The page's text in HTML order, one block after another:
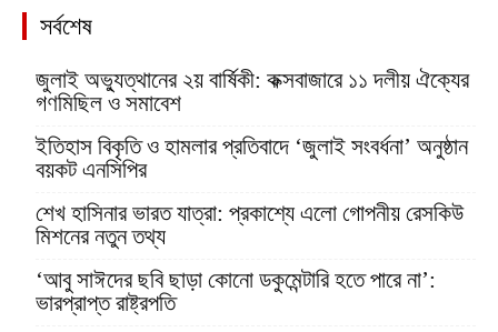
সর্বশেষ
জুলাই অভ্যুত্থানের ২য় বার্ষিকী: কক্সবাজারে ১১ দলীয় ঐক্যের
গণমিছিল ও সমাবেশ
ইতিহাস বিকৃতি ও হামলার প্রতিবাদে ‘জুলাই সংবর্ধনা’ অনুষ্ঠান
বয়কট এনসিপির
শেখ হাসিনার ভারত যাত্রা: প্রকাশ্যে এলো গোপনীয় রেসকিউ
মিশনের নতুন তথ্য
‘আবু সাঈদের ছবি ছাড়া কোনো ডকুমেন্টারি হতে পারে না’:
ভারপ্রাপ্ত রাষ্ট্রপতি